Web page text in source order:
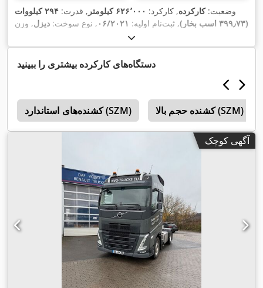
وضعیت:کارکرده, کارکرد: ۶۲۶٬۰۰۰ کیلومتر , قدرت:
۲۹۴ کیلووات
(۳۹۹٫۷۳ اسب بخار)
, ثبت‌نام اولیه: ۰۶/۲۰۲۱ , نوع سوخت: دیزل, وزن
, پیکربندی محور:
سفید, نوع چرخ‌دنده:خودکار, کلاس انتشار:یورو ۶ , سال ساخت:
۲۰۲۱
, تجهیزات:
اِی‌بی‌اِس‎, بخاری پارکینگ, برنامه پایداری الکترونیکی
(ESP), تهویه مطبوع, سیستم ناوبری
دستگاه‌های کارکرده بیشتری را ببینید
کشنده‌های استاندارد (SZM) کشنده حجم بالا (SZM)
آگهی کوچک